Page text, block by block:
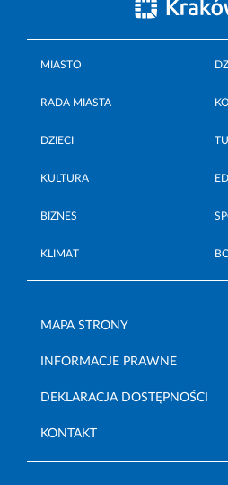
MIASTO
RADA MIASTA
DZIECI
KULTURA
BIZNES
KLIMAT
MAPA STRONY
INFORMACJE PRAWNE
DEKLARACJA DOSTĘPNOŚCI
KONTAKT